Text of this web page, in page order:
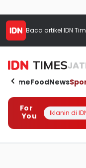
Baca artikel IDN
HomeFoodNews
For
You
Iklanin di